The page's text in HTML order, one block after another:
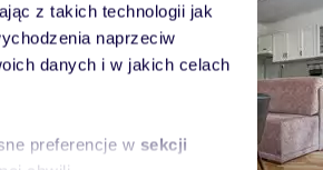
z takich technologii jak
naprzeciw
danych i w jakich celach
preferencje w sekcji